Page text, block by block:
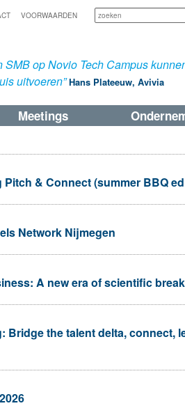
VOORWAARDEN
SMB op Novio Tech Campus
uitvoeren” Hans Plateeuw, Avivia
Meetings
Pitch & Connect (summer BBQ
Network Nijmegen
A new era of scientific
Bridge the talent delta, connect,